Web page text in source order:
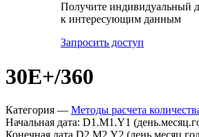
в публичном демо-доступе
30E+/360